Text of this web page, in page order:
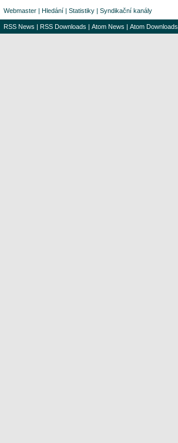
Webmaster | Hledání | Statistiky | Syndikační kanály
RSS News | RSS Downloads | Atom News | Atom Downloads